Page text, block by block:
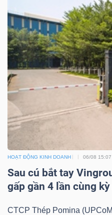
HOẠT ĐỘNG KINH DOANH 06/08 15:07
Sau cú bắt tay
gấp gần 4 lần cùng
CTCP Thép Pomina
TIÊU
CHĂM
SÓC
KHỎE